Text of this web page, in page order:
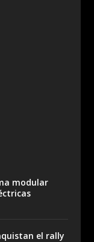
modular
el rally